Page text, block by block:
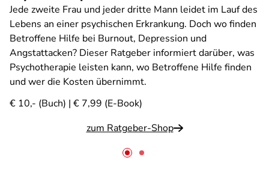
Jede zweite Frau und jeder dritte Mann leidet im Lauf des
Lebens an einer psychischen Erkrankung. Doch wo finden
Betroffene Hilfe bei Burnout, Depression und
Angstattacken? Dieser Ratgeber informiert darüber, was
Psychotherapie leisten kann, wo Betroffene Hilfe finden
und wer die Kosten übernimmt.
€ 10,- (Buch) | € 7,99 (E-Book)
zum Ratgeber-Shop